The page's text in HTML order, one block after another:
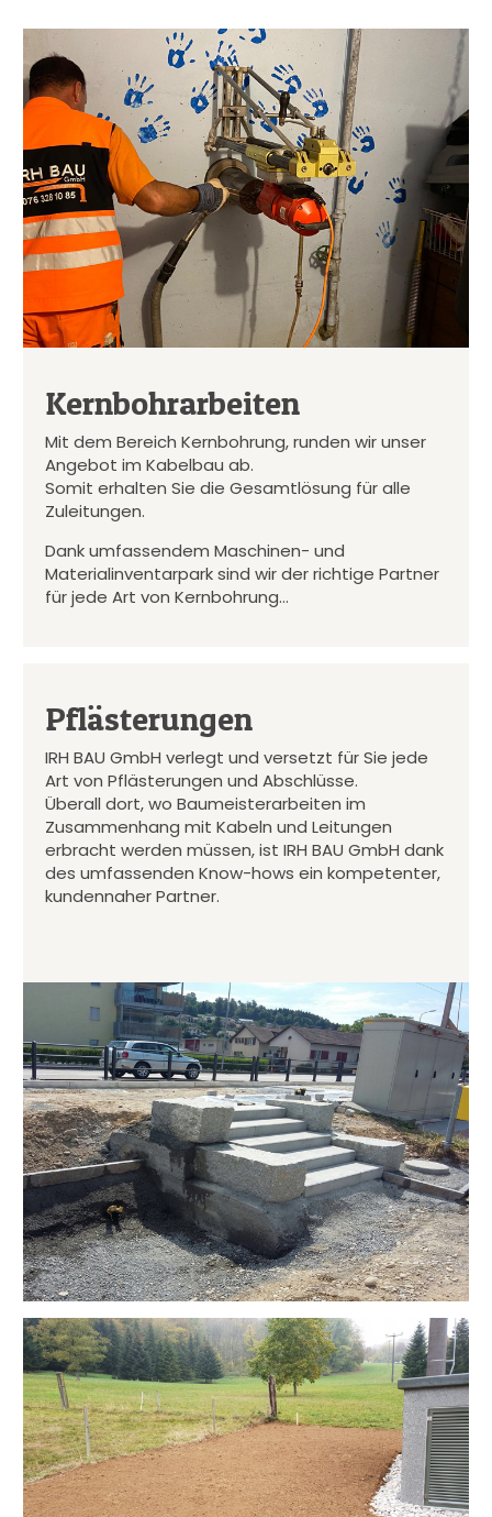
Kernbohrarbeiten
Mit dem Bereich Kernbohrung, runden wir unser
Angebot im Kabelbau ab.
Somit erhalten Sie die Gesamtlösung für alle
Zuleitungen.
Dank umfassendem Maschinen- und
Materialinventarpark sind wir der richtige Partner
für jede Art von Kernbohrung…
Pflästerungen
IRH BAU GmbH verlegt und versetzt für Sie jede
Art von Pflästerungen und Abschlüsse.
Überall dort, wo Baumeisterarbeiten im
Zusammenhang mit Kabeln und Leitungen
erbracht werden müssen, ist IRH BAU GmbH dank
des umfassenden Know-hows ein kompetenter,
kundennaher Partner.